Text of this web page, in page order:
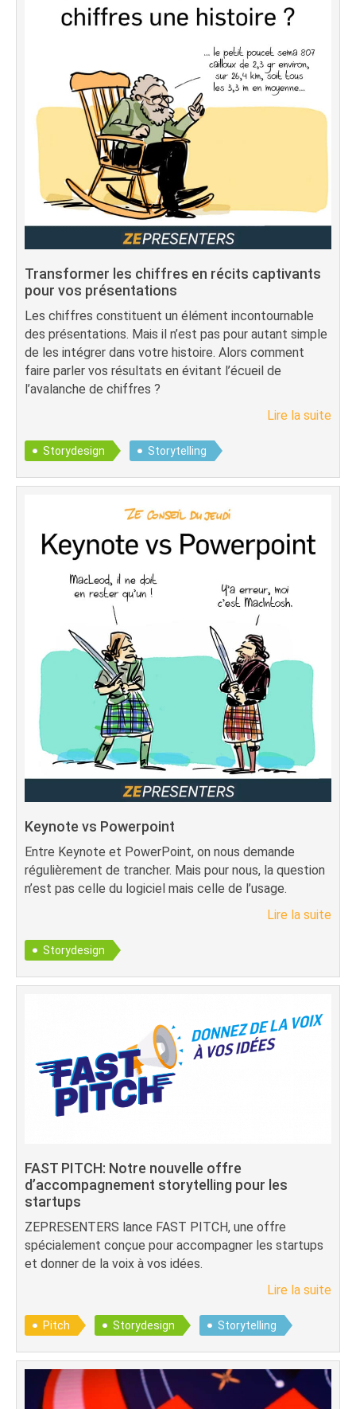
Transformer les chiffres en récits captivants
pour vos présentations
Les chiffres constituent un élément incontournable
des présentations. Mais il n’est pas pour autant simple
de les intégrer dans votre histoire. Alors comment
faire parler vos résultats en évitant l’écueil de
l’avalanche de chiffres ?
Lire la suite
Storydesign Storytelling
Keynote vs Powerpoint
Entre Keynote et PowerPoint, on nous demande
régulièrement de trancher. Mais pour nous, la question
n’est pas celle du logiciel mais celle de l’usage.
Lire la suite
Storydesign
FAST PITCH: Notre nouvelle offre
d’accompagnement storytelling pour les
startups
ZEPRESENTERS lance FAST PITCH, une offre
spécialement conçue pour accompagner les startups
et donner de la voix à vos idées.
Lire la suite
Pitch Storydesign Storytelling